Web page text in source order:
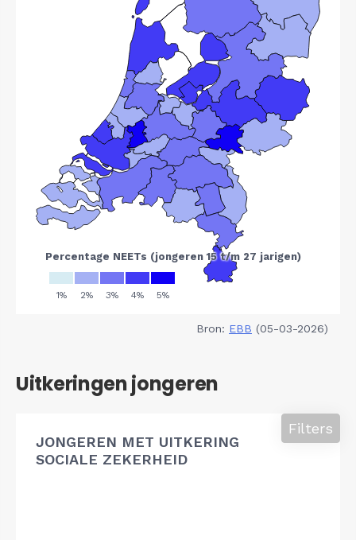
Bron: EBB (05-03-2026)
Uitkeringen jongeren
JONGEREN MET UITKERING
SOCIALE ZEKERHEID
Filters